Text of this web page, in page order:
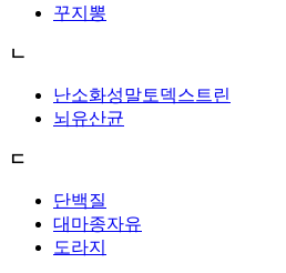
꾸지뽕
ㄴ
난소화성말토덱스트린
뇌유산균
ㄷ
단백질
대마종자유
도라지